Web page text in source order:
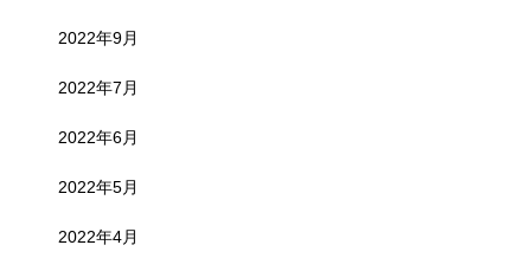
2022年9月
2022年7月
2022年6月
2022年5月
2022年4月